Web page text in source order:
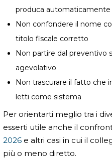
produca automaticamente
Non confondere il nome
titolo fiscale corretto
Non partire dal preventivo
agevolativo
Non trascurare il fatto che
letti come sistema
Per orientarti meglio tra i
esserti utile anche il
2026 e altri casi in cui il
più o meno diretto.